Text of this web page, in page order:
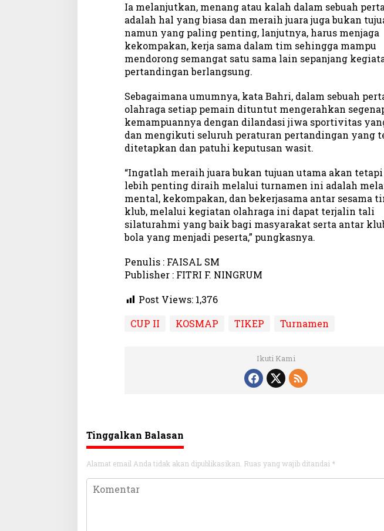
u
r
a
h
m
i
Ia melanjutkan, menang atau kalah dalam sebuah
adalah hal yang biasa dan meraih juara juga bukan
namun yang paling penting, lanjutnya, harus menjaga
kekompakan, kerja sama dalam tim sehingga mampu
mendorong semangat satu sama lain sepanjang
pertandingan berlangsung.
Sebagaimana umumnya, kata Bahri, dalam sebuah
olahraga setiap pemain dituntut mengerahkan
kemampuannya dengan dilandasi jiwa sportivitas
dan mengikuti seluruh peraturan pertandingan yang
ditetapkan dan patuhi keputusan wasit.
“Ingatlah meraih juara bukan tujuan utama akan
lebih penting diraih melalui turnamen ini adalah
mental, kekompakan, dan bekerjasama antar sesama
klub, melalui kegiatan olahraga ini dapat terjalin tali
silaturahmi yang baik bagi masyarakat serta antar
bola yang menjadi peserta,” pungkasnya.
Penulis : FAISAL SM
Publisher : FITRI F. NINGRUM
Post Views: 1,376
CUP II
KOSMAP TIKEP Turnamen
Ikuti Kami
Tinggalkan Balasan
Alamat email Anda tidak akan dipublikasikan. Ruas yang wajib ditandai *